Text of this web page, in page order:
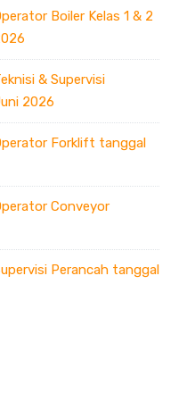
Boiler Kelas 1 & 2
& Supervisi
2026
Forklift tanggal
Conveyor
Perancah tanggal